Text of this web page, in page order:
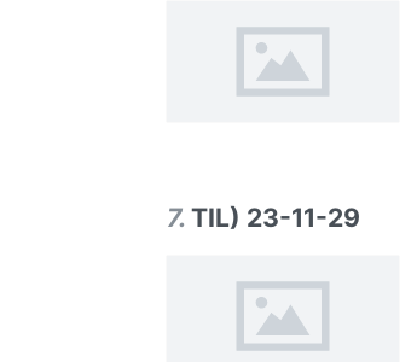
7. TIL) 23-11-29